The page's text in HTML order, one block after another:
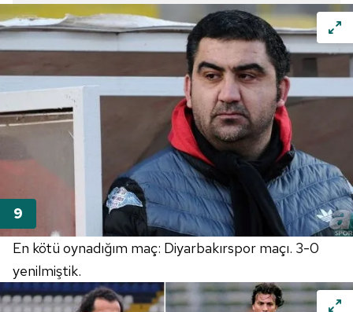
En kötü oynadığım maç: Diyarbakırspor maçı. 3-0
yenilmiştik.